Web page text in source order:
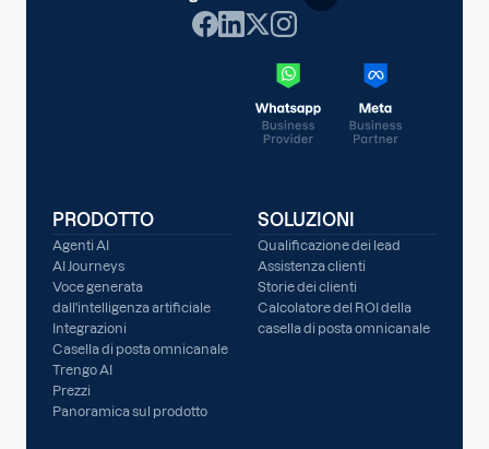
PRODOTTO
Agenti AI
AI Journeys
Voce generata
dall'intelligenza artificiale
Integrazioni
Casella di posta omnicanale
Trengo AI
Prezzi
Panoramica sul prodotto
SOLUZIONI
Qualificazione dei lead
Assistenza clienti
Storie dei clienti
Calcolatore del ROI della
casella di posta omnicanale